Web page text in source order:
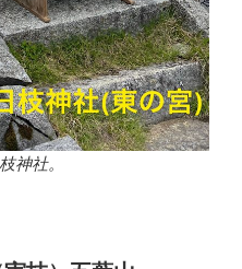
神社。